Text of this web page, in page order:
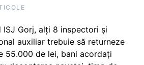
ISJ Gorj, alți 8 inspectori și
auxiliar trebuie să returneze
55.000 de lei, bani acordați